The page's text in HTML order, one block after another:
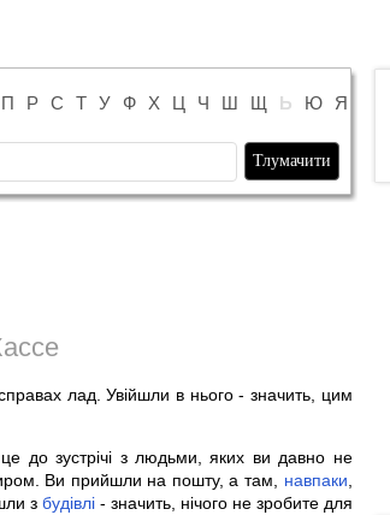
П Р С Т У Ф Х Ц Ч Ш Щ Ь Ю Я
лад. Увійшли в нього - значить, цим
це до зустрічі з людьми, яких ви давно не
Ви прийшли на пошту, а там, навпаки
з будівлі- значить, нічого не зробите для